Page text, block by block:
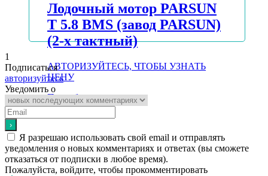
Лодочный мотор PARSUN
T 5.8 BMS (завод PARSUN)
(2-х тактный)
АВТОРИЗУЙТЕСЬ, ЧТОБЫ УЗНАТЬ
ЦЕНУ
Подробнее
1
Подписаться
авторизуйтесь
Уведомить о
Я разрешаю использовать свой email и отправлять
уведомления о новых комментариях и ответах (вы cможете
отказаться от подписки в любое время).
Пожалуйста, войдите, чтобы прокомментировать